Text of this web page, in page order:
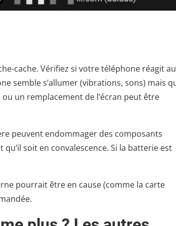
cache. Vérifiez si votre téléphone réagit au
semble s’allumer (vibrations, sons) mais
un remplacement de l’écran peut être
peuvent endommager des composants
soit en convalescence. Si la batterie est
pourrait être en cause (comme la carte